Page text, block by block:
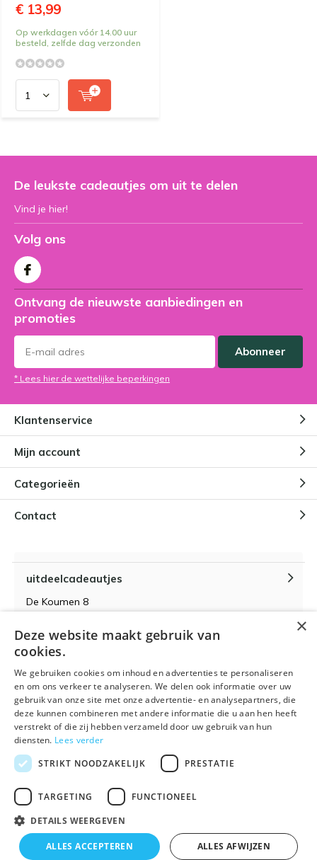
🌴 Wij zijn met vakantie t/m 21 augustus. Bestellen is
€ 13,99
Op werkdagen vóór 14.00 uur
besteld, zelfde dag verzonden
De leukste cadeautjes om uit te delen
Vind je hier!
Volg ons
Ontvang de nieuwste aanbiedingen en
promoties
Abonneer
* Lees hier de wettelijke beperkingen
Klantenservice
Mijn account
Categorieën
Contact
uitdeelcadeautjes
De Koumen 8
KvK-nummer 14087571
BTW-nummer NL 815399145 B01
© 2026 - Powered by
Algemene voorwaarden RSS-feed
×
Deze website maakt gebruik van
cookies.
We gebruiken cookies om inhoud en advertenties te personaliseren
en om ons verkeer te analyseren. We delen ook informatie over uw
gebruik van onze site met onze advertentie- en analysepartners, die
deze kunnen combineren met andere informatie die u aan hen heeft
verstrekt of die zij hebben verzameld door uw gebruik van hun
diensten. Lees verder
STRIKT NOODZAKELIJK
PRESTATIE
TARGETING FUNCTIONEEL
DETAILS WEERGEVEN
ALLES ACCEPTEREN ALLES AFWIJZEN